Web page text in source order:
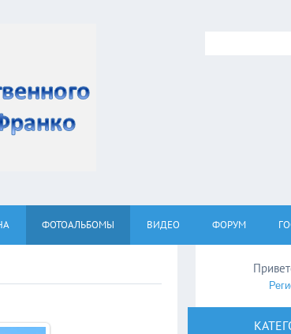
ФОТОАЛЬБОМЫ ВИДЕО ФОРУМ